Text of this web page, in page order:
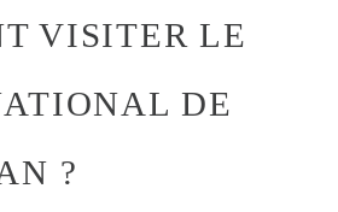
VISITER LE
DE
?